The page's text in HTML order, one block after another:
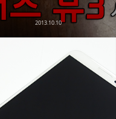
2013.10.10